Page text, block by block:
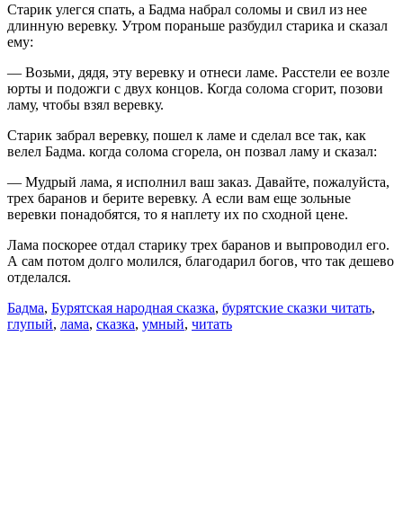
Старик улегся спать, а Бадма набрал соломы и свил из нее
длинную веревку. Утром пораньше разбудил старика и сказал
ему:
— Возьми, дядя, эту веревку и отнеси ламе. Расстели ее возле
юрты и подожги с двух концов. Когда солома сгорит, позови
ламу, чтобы взял веревку.
Старик забрал веревку, пошел к ламе и сделал все так, как
велел Бадма. когда солома сгорела, он позвал ламу и сказал:
— Мудрый лама, я исполнил ваш заказ. Давайте, пожалуйста,
трех баранов и берите веревку. А если вам еще зольные
веревки понадобятся, то я наплету их по сходной цене.
Лама поскорее отдал старику трех баранов и выпроводил его.
А сам потом долго молился, благодарил богов, что так дешево
отделался.
Бадма, Бурятская народная сказка, бурятские сказки читать,
глупый, лама, сказка, умный, читать